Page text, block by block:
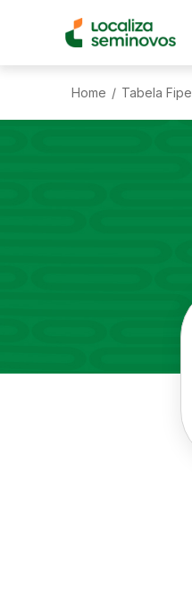
Home / Tabela Fipe